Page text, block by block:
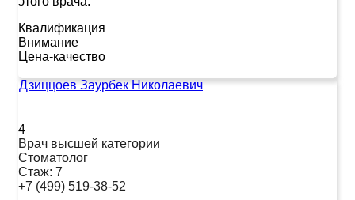
Квалификация
Внимание
Цена-качество
Дзиццоев Заурбек Николаевич
4
Врач высшей категории
Стоматолог
Стаж: 7
+7 (499) 519-38-52